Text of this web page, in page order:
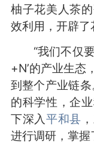
柚子花美人茶
效利用，开辟了
“我们不仅要
+N’的产业生态
到整个产业链
的科学性，企
下深入平和县
进行调研，掌